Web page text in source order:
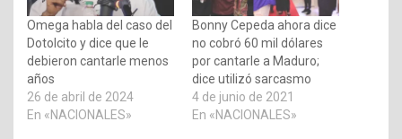
Omega habla del caso del
Dotolcito y dice que le
debieron cantarle menos
años
26 de abril de 2024
En «NACIONALES»
Bonny Cepeda ahora dice
no cobró 60 mil dólares
por cantarle a Maduro;
dice utilizó sarcasmo
4 de junio de 2021
En «NACIONALES»